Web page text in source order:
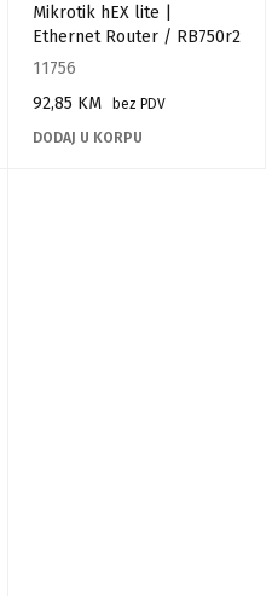
Mikrotik hEX lite |
Ethernet Router / RB750r2
11756
92,85 KM
bez PDV
DODAJ U KORPU